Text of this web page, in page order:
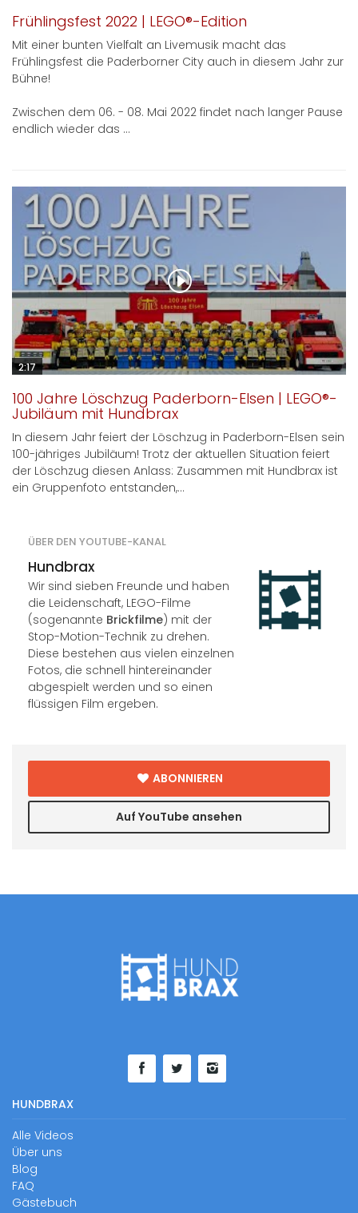
Frühlingsfest 2022 | LEGO®-Edition
Mit einer bunten Vielfalt an Livemusik macht das
Frühlingsfest die Paderborner City auch in diesem Jahr zur
Bühne!
Zwischen dem 06. - 08. Mai 2022 findet nach langer Pause
endlich wieder das ...
2:17
100 Jahre Löschzug Paderborn-Elsen | LEGO®-
Jubiläum mit Hundbrax
In diesem Jahr feiert der Löschzug in Paderborn-Elsen sein
100-jähriges Jubiläum! Trotz der aktuellen Situation feiert
der Löschzug diesen Anlass: Zusammen mit Hundbrax ist
ein Gruppenfoto entstanden,...
ÜBER DEN YOUTUBE-KANAL
Hundbrax
Wir sind sieben Freunde und haben
die Leidenschaft, LEGO-Filme
(sogenannte Brickfilme) mit der
Stop-Motion-Technik zu drehen.
Diese bestehen aus vielen einzelnen
Fotos, die schnell hintereinander
abgespielt werden und so einen
flüssigen Film ergeben.
ABONNIEREN
Auf YouTube ansehen
HUNDBRAX
Alle Videos
Über uns
Blog
FAQ
Gästebuch